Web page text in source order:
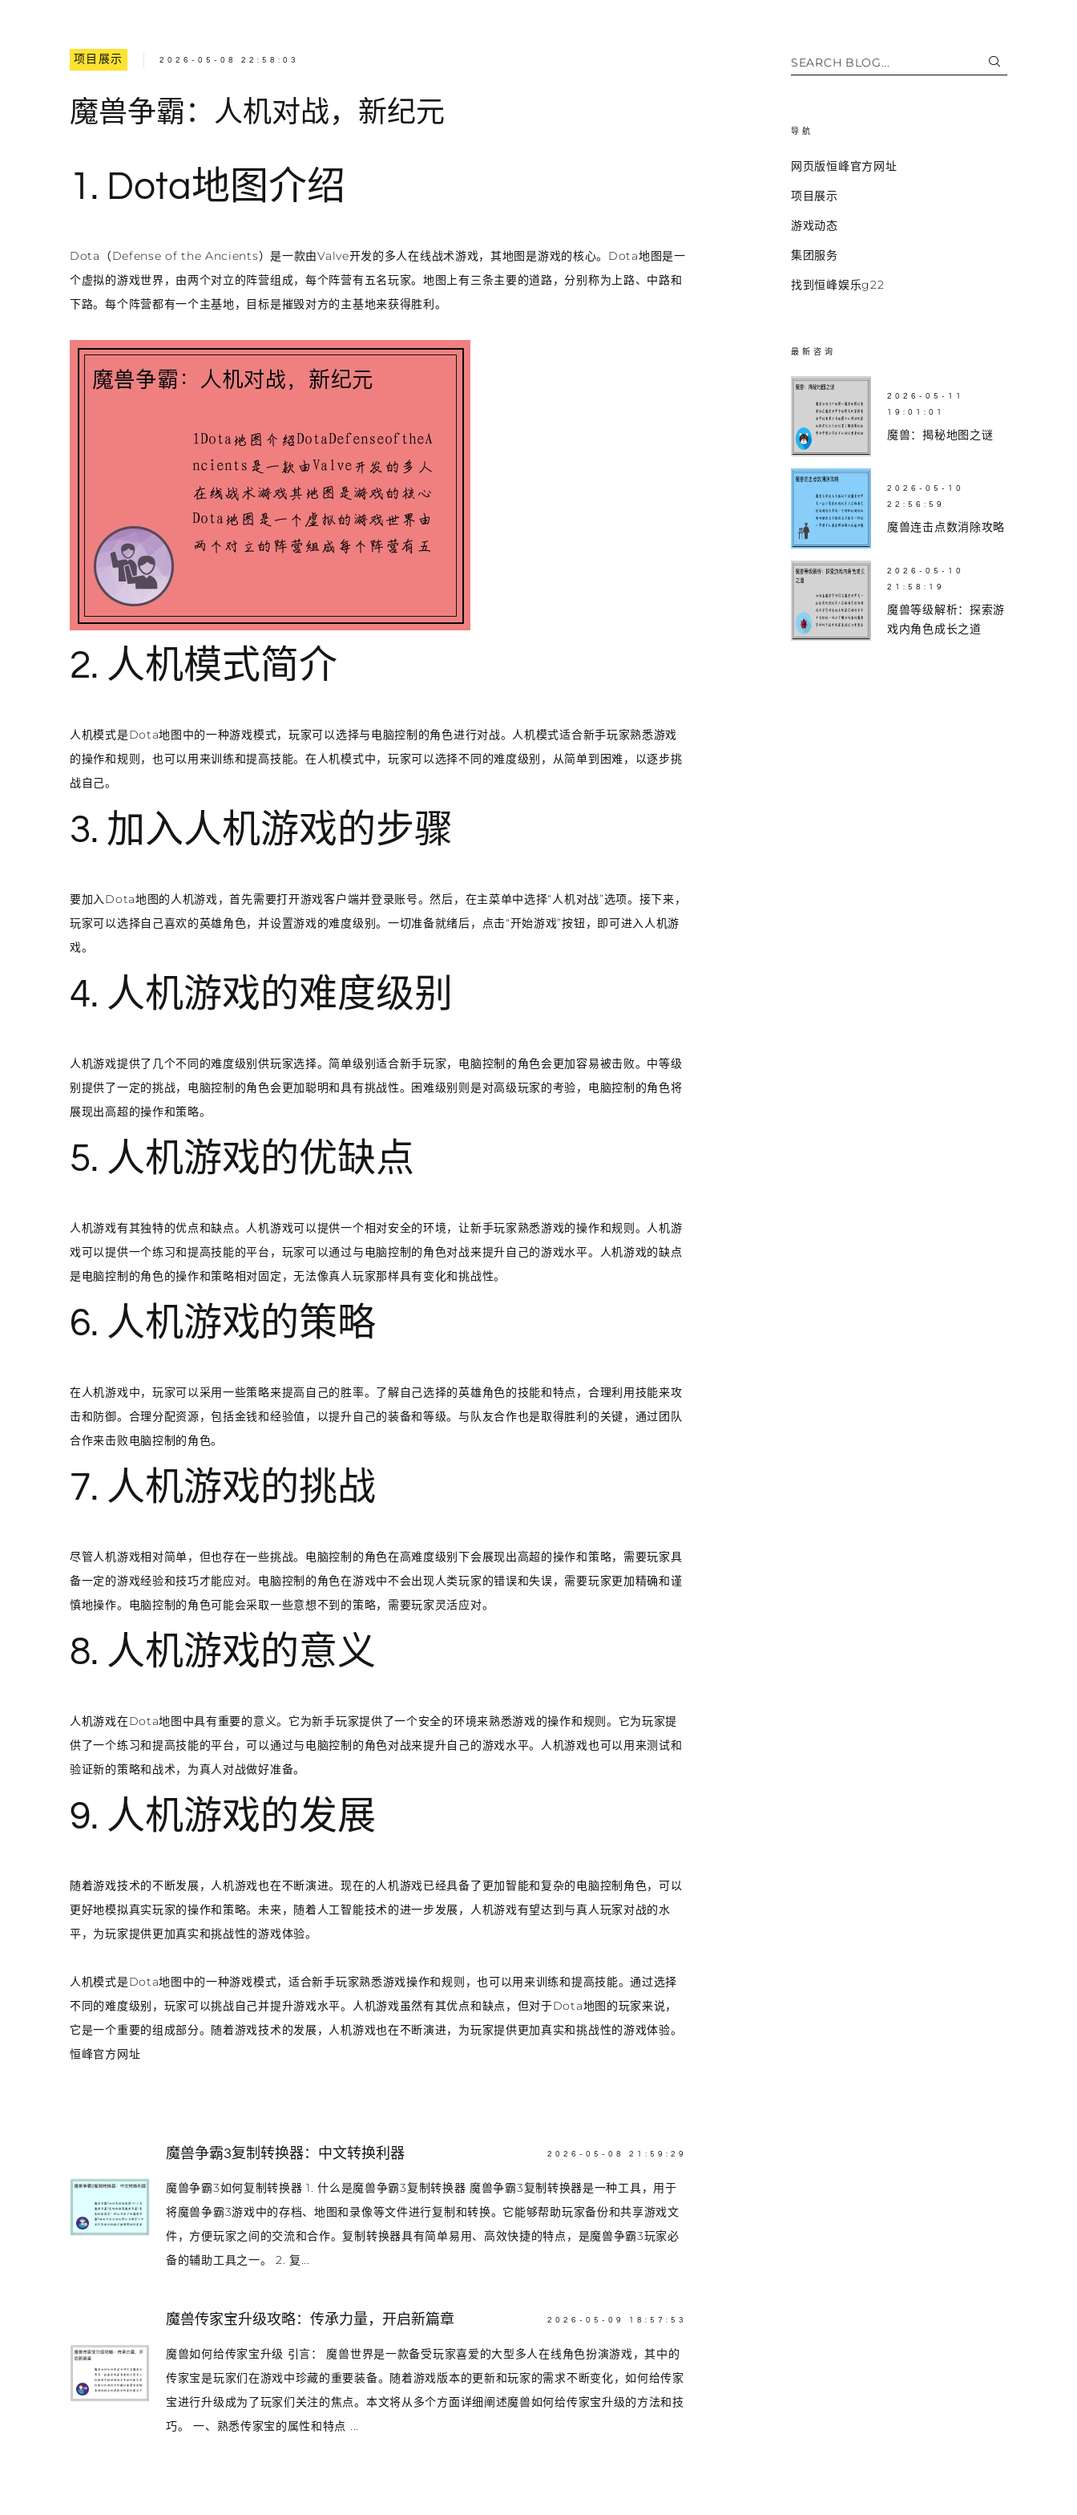
项目展示 2026-05-08 22:58:03
魔兽争霸：人机对战，新纪元
1. Dota地图介绍
Dota（Defense of the Ancients）是一款由Valve开发的多人在线战术游戏，其地图是游戏的核心。Dota地图是一
个虚拟的游戏世界，由两个对立的阵营组成，每个阵营有五名玩家。地图上有三条主要的道路，分别称为上路、中路和
下路。每个阵营都有一个主基地，目标是摧毁对方的主基地来获得胜利。
2. 人机模式简介
人机模式是Dota地图中的一种游戏模式，玩家可以选择与电脑控制的角色进行对战。人机模式适合新手玩家熟悉游戏
的操作和规则，也可以用来训练和提高技能。在人机模式中，玩家可以选择不同的难度级别，从简单到困难，以逐步挑
战自己。
3. 加入人机游戏的步骤
要加入Dota地图的人机游戏，首先需要打开游戏客户端并登录账号。然后，在主菜单中选择“人机对战”选项。接下来，
玩家可以选择自己喜欢的英雄角色，并设置游戏的难度级别。一切准备就绪后，点击“开始游戏”按钮，即可进入人机游
戏。
4. 人机游戏的难度级别
人机游戏提供了几个不同的难度级别供玩家选择。简单级别适合新手玩家，电脑控制的角色会更加容易被击败。中等级
别提供了一定的挑战，电脑控制的角色会更加聪明和具有挑战性。困难级别则是对高级玩家的考验，电脑控制的角色将
展现出高超的操作和策略。
5. 人机游戏的优缺点
人机游戏有其独特的优点和缺点。人机游戏可以提供一个相对安全的环境，让新手玩家熟悉游戏的操作和规则。人机游
戏可以提供一个练习和提高技能的平台，玩家可以通过与电脑控制的角色对战来提升自己的游戏水平。人机游戏的缺点
是电脑控制的角色的操作和策略相对固定，无法像真人玩家那样具有变化和挑战性。
6. 人机游戏的策略
在人机游戏中，玩家可以采用一些策略来提高自己的胜率。了解自己选择的英雄角色的技能和特点，合理利用技能来攻
击和防御。合理分配资源，包括金钱和经验值，以提升自己的装备和等级。与队友合作也是取得胜利的关键，通过团队
合作来击败电脑控制的角色。
7. 人机游戏的挑战
尽管人机游戏相对简单，但也存在一些挑战。电脑控制的角色在高难度级别下会展现出高超的操作和策略，需要玩家具
备一定的游戏经验和技巧才能应对。电脑控制的角色在游戏中不会出现人类玩家的错误和失误，需要玩家更加精确和谨
慎地操作。电脑控制的角色可能会采取一些意想不到的策略，需要玩家灵活应对。
8. 人机游戏的意义
人机游戏在Dota地图中具有重要的意义。它为新手玩家提供了一个安全的环境来熟悉游戏的操作和规则。它为玩家提
供了一个练习和提高技能的平台，可以通过与电脑控制的角色对战来提升自己的游戏水平。人机游戏也可以用来测试和
验证新的策略和战术，为真人对战做好准备。
9. 人机游戏的发展
随着游戏技术的不断发展，人机游戏也在不断演进。现在的人机游戏已经具备了更加智能和复杂的电脑控制角色，可以
更好地模拟真实玩家的操作和策略。未来，随着人工智能技术的进一步发展，人机游戏有望达到与真人玩家对战的水
平，为玩家提供更加真实和挑战性的游戏体验。
人机模式是Dota地图中的一种游戏模式，适合新手玩家熟悉游戏操作和规则，也可以用来训练和提高技能。通过选择
不同的难度级别，玩家可以挑战自己并提升游戏水平。人机游戏虽然有其优点和缺点，但对于Dota地图的玩家来说，
它是一个重要的组成部分。随着游戏技术的发展，人机游戏也在不断演进，为玩家提供更加真实和挑战性的游戏体验。
恒峰官方网址
魔兽争霸3复制转换器：中文转换利器 2026-05-08 21:59:29
魔兽争霸3如何复制转换器 1. 什么是魔兽争霸3复制转换器 魔兽争霸3复制转换器是一种工具，用于
将魔兽争霸3游戏中的存档、地图和录像等文件进行复制和转换。它能够帮助玩家备份和共享游戏文
件，方便玩家之间的交流和合作。复制转换器具有简单易用、高效快捷的特点，是魔兽争霸3玩家必
备的辅助工具之一。 2. 复...
魔兽传家宝升级攻略：传承力量，开启新篇章 2026-05-09 18:57:53
魔兽如何给传家宝升级 引言： 魔兽世界是一款备受玩家喜爱的大型多人在线角色扮演游戏，其中的
传家宝是玩家们在游戏中珍藏的重要装备。随着游戏版本的更新和玩家的需求不断变化，如何给传家
宝进行升级成为了玩家们关注的焦点。本文将从多个方面详细阐述魔兽如何给传家宝升级的方法和技
巧。 一、熟悉传家宝的属性和特点 ...
SEARCH BLOG...
导航
网页版恒峰官方网址
项目展示
游戏动态
集团服务
找到恒峰娱乐g22
最新咨询
2026-05-11
19:01:01
魔兽：揭秘地图之谜
2026-05-10
22:56:59
魔兽连击点数消除攻略
2026-05-10
21:58:19
魔兽等级解析：探索游
戏内角色成长之道